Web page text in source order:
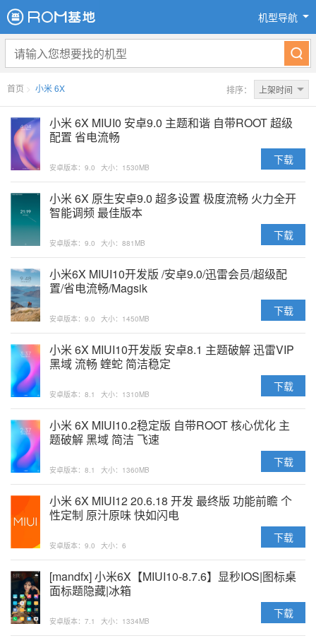
机型导航
首页 > 小米 6X 排序： 上架时间
小米 6X MIUI0 安卓9.0 主题和谐 自带ROOT 超级
配置 省电流畅
安卓版本：9.0 大小：1530MB
下载
小米 6X 原生安卓9.0 超多设置 极度流畅 火力全开
智能调频 最佳版本
安卓版本：9.0 大小：881MB
下载
小米6X MIUI10开发版 /安卓9.0/迅雷会员/超级配
置/省电流畅/Magsik
安卓版本：9.0 大小：1450MB
下载
小米 6X MIUI10开发版 安卓8.1 主题破解 迅雷VIP
黑域 流畅 蝰蛇 简洁稳定
安卓版本：8.1 大小：1310MB
下载
小米 6X MIUI10.2稳定版 自带ROOT 核心优化 主
题破解 黑域 简洁 飞速
安卓版本：8.1 大小：1360MB
下载
小米 6X MIUI12 20.6.18 开发 最终版 功能前瞻 个
性定制 原汁原味 快如闪电
安卓版本：9.0 大小：6
下载
[mandfx] 小米6X【MIUI10-8.7.6】显秒IOS|图标桌
面标题隐藏|冰箱
安卓版本：7.1 大小：1334MB
下载